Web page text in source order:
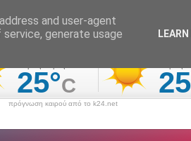
πρόγνωση καιρού από το k24.net
and user-agent
generate usage